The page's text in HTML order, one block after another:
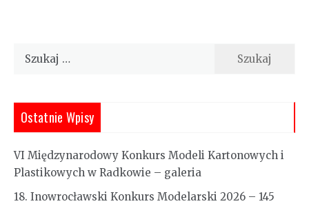
Szukaj:
Ostatnie Wpisy
VI Międzynarodowy Konkurs Modeli Kartonowych i
Plastikowych w Radkowie – galeria
18. Inowrocławski Konkurs Modelarski 2026 – 145